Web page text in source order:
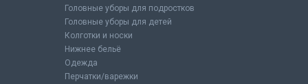
Головные уборы для подростков
Головные уборы для детей
Колготки и носки
Нижнее бельё
Одежда
Перчатки/варежки